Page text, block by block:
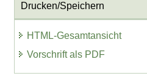
Drucken/Speichern
HTML-Gesamtansicht
Vorschrift als PDF